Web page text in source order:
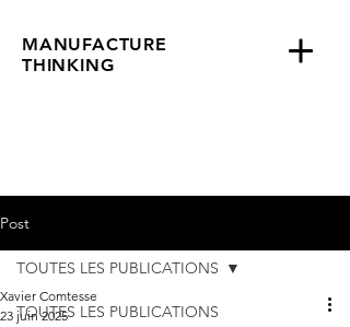
MANUFACTURE
THINKING
Post
TOUTES LES PUBLICATIONS
TOUTES LES PUBLICATIONS
Xavier Comtesse
23 juin 2025